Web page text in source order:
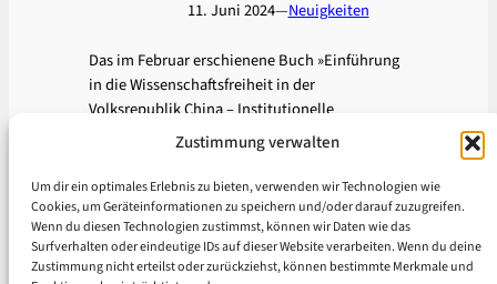
Zustimmung verwalten
Um dir ein optimales Erlebnis zu bieten, verwenden wir Technologien wie
Cookies, um Geräteinformationen zu speichern und/oder darauf zuzugreifen.
Wenn du diesen Technologien zustimmst, können wir Daten wie das
Surfverhalten oder eindeutige IDs auf dieser Website verarbeiten. Wenn du deine
Zustimmung nicht erteilst oder zurückziehst, können bestimmte Merkmale und
11. Juni 2024—Neuigkeiten
Das im Februar erschienene Buch »Einführung
in die Wissenschaftsfreiheit in der
Volksrepublik China – Institutionelle
Autonomie und Lehr- und Forschungsfreiheit«
von Alexandra Kaiser (IIAS) bietet eine
Einführung in die Wissenschaftsfreiheit…
Weiterlesen
← Vorherige Seite1…678910Nächste Seite →